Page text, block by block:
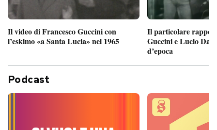
Il video di Francesco Guccini con
l’eskimo «a Santa Lucia» nel 1965
Il particolare
Guccini e Lucio
d’epoca
Podcast